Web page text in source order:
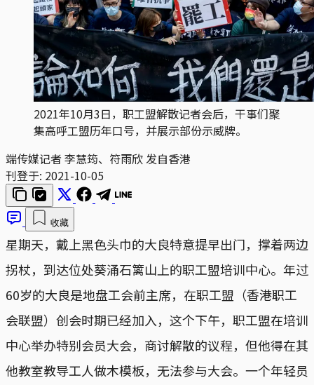
2021年10月3日，职工盟解散记者会后，干事们聚
集高呼工盟历年口号，并展示部份示威牌。
端传媒记者 李慧筠、符雨欣 发自香港
刊登于: 2021-10-05
收藏
星期天，戴上黑色头巾的大良特意提早出门，撑着两边
拐杖，到达位处葵涌石篱山上的职工盟培训中心。年过
60岁的大良是地盘工会前主席，在职工盟（香港职工
会联盟）创会时期已经加入，这个下午，职工盟在培训
中心举办特别会员大会，商讨解散的议程，但他得在其
他教室教导工人做木模板，无法参与大会。一个年轻员